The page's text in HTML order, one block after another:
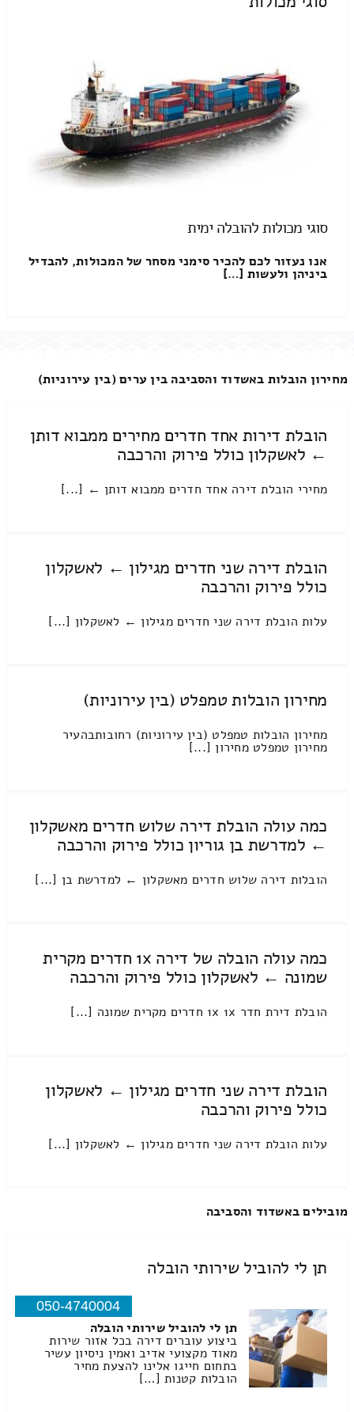
סוגי מכולות להובלה ימית
אנו נעזור לכם להכיר סימני מסחר של המכולות, להבדיל
ביניהן ולעשות […]
מחירון הובלות באשדוד והסביבה בין ערים (בין עירוניות)
הובלת דירות אחד חדרים מחירים ממבוא דותן
← לאשקלון כולל פירוק והרכבה
מחירי הובלת דירה אחד חדרים ממבוא דותן ← [...]
הובלת דירה שני חדרים מגילון ← לאשקלון
כולל פירוק והרכבה
עלות הובלת דירה שני חדרים מגילון ← לאשקלון [...]
מחירון הובלות טמפלט (בין עירוניות)
מחירון הובלות טמפלט (בין עירוניות) רחובותבהעיר
מחירון טמפלט מחירון [...]
כמה עולה הובלת דירה שלוש חדרים מאשקלון
← למדרשת בן גוריון כולל פירוק והרכבה
הובלות דירה שלוש חדרים מאשקלון ← למדרשת בן [...]
כמה עולה הובלה של דירה 1x חדרים מקרית
שמונה ← לאשקלון כולל פירוק והרכבה
הובלת דירת חדר 1x 1x חדרים מקרית שמונה [...]
הובלת דירה שני חדרים מגילון ← לאשקלון
כולל פירוק והרכבה
עלות הובלת דירה שני חדרים מגילון ← לאשקלון [...]
מובילים באשדוד והסביבה
תן לי להוביל שירותי הובלה
050-4740004
תן לי להוביל שירותי הובלה
ביצוע עוברים דירה בכל אזור שירות
מאוד מקצועי אדיב ואמין ניסיון עשיר
בתחום חייגו אלינו להצעת מחיר
הובלות קטנות […]